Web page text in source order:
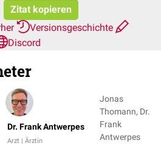
Zitat kopieren
Versionsgeschichte
Discord
Dr. Frank Antwerpes
Arzt | Ärztin
Jonas
Thomann, Dr.
Frank
Antwerpes